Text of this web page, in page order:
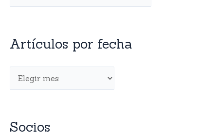
Artículos por fecha
Socios